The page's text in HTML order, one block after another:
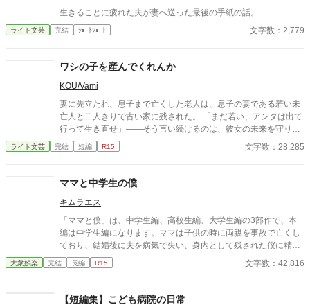
生きることに疲れた夫が妻へ送った最後の手紙の話。
ライト文芸 完結 ｼｮｰﾄｼｮｰﾄ 文字数：2,779
ワシの子を産んでくれんか
KOU/Vami
妻に先立たれ、息子まで亡くした老人は、息子の妻である若い未
亡人と二人きりで古い家に残された。 「まだ若い、アンタは出て
行って生き直せ」――そう言い続けるのは、彼女の未来を守りた
い善意であり、同時に、自分の寂しさが露見するのを恐れる防波
堤でもあった。 しかし彼女は去らない。義父を一人にできないと
止めていた。 昼はいつも通り、義父と嫁として食卓を囲む。けれ
いく。 ある夜を境に、彼女は“何事もない”顔で日々を回し始め、
老人だけが遺影を直視できなくなる。 救いのような笑顔と、罪の
ような温もり。 二人はやがて、外の世界から少しずつ音を失い、
互いだけを必要とする狭い家の中へ沈んでいく――。
ライト文芸 完結 短編 R15 文字数：28,285
ママと中学生の僕
キムラエス
「ママと僕」は、中学生編、高校生編、大学生編の3部作で、本
編は中学生編になります。ママは子供の時に両親を事故で亡くし
ており、結婚後に夫を病気で失い、身内として残された僕に精神
的に依存をするようになる。幼少期の「僕」はそのママの依存が
嬉しく、素敵なママに甘える閉鎖的な生活を当たり前のことと考
マとの日常の中で処理すべきものと疑わず、ママも戸惑いながら
大衆娯楽 完結 長編 R15 文字数：42,816
【短編集】こども病院の日常